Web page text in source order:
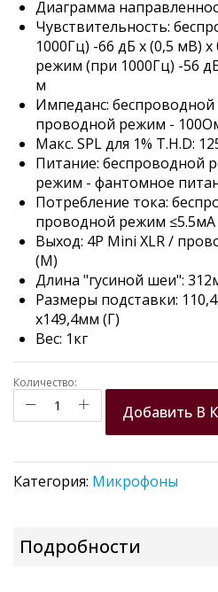
Диаграмма
Чувствительность:
1000Гц) -66 дБ х (0,5 мВ)
режим (при 1000Гц) -56
м
Импеданс:
проводной режим -
Макс. SPL для 1% T.H.D:
Питание: беспроводной
режим - фантомное
Потребление тока:
проводной режим ≤5.5мA
Выход: 4P Mini XLR /
(M)
Длина "гусиной шеи":
Размеры подставки:
х149,4мм (Г)
Вес: 1кг
Количество:
Добавить В
Категория: Микрофоны
Подробности